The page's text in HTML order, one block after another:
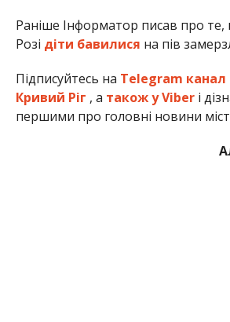
Раніше Інформатор писав про
Розі діти бавилися на пів
Підписуйтесь на Telegram канал
Кривий Ріг , а також у Viberі
першими про головні новини